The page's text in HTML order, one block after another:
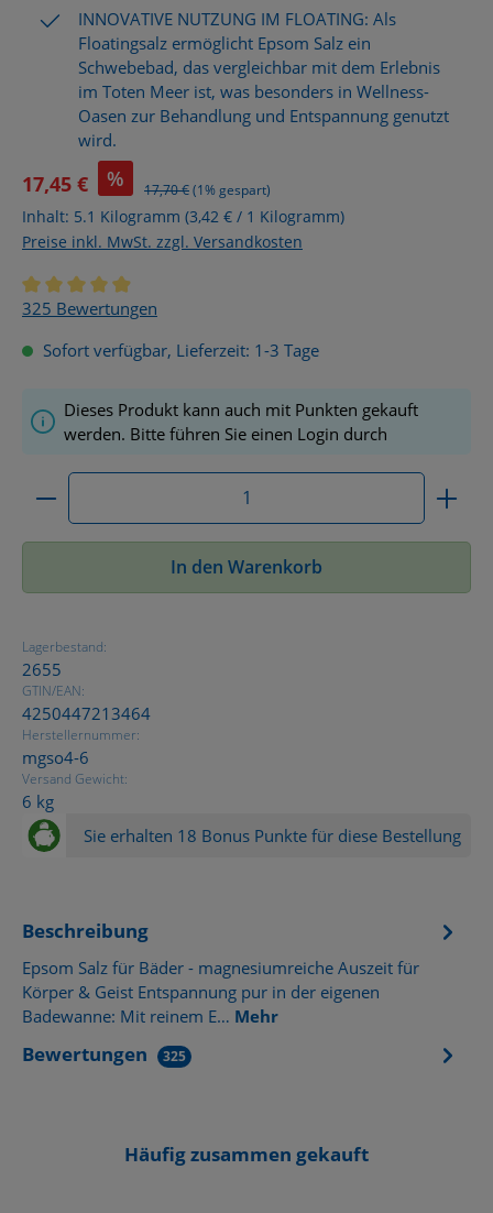
INNOVATIVE NUTZUNG IM FLOATING: Als
Floatingsalz ermöglicht Epsom Salz ein
Schwebebad, das vergleichbar mit dem Erlebnis
im Toten Meer ist, was besonders in Wellness-
Oasen zur Behandlung und Entspannung genutzt
wird.
17,45 € % Regulärer Preis:
17,70 €(1% gespart)
Inhalt: 5.1 Kilogramm (3,42 € / 1 Kilogramm)
Preise inkl. MwSt. zzgl. Versandkosten
Durchschnittliche Bewertung von 4.9 von 5 Sternen
325 Bewertungen
Sofort verfügbar, Lieferzeit: 1-3 Tage
Dieses Produkt kann auch mit Punkten gekauft
werden. Bitte führen Sie einen Login durch
Produkt Anzahl: Gib den gewünschten Wert ein
In den Warenkorb
Lagerbestand:
2655
GTIN/EAN:
4250447213464
Herstellernummer:
mgso4-6
Versand Gewicht:
6 kg
Sie erhalten 18 Bonus Punkte für diese Bestellung
Beschreibung
Epsom Salz für Bäder - magnesiumreiche Auszeit für
Körper & Geist Entspannung pur in der eigenen
Badewanne: Mit reinem E… Mehr
Bewertungen 325
Häufig zusammen gekauft